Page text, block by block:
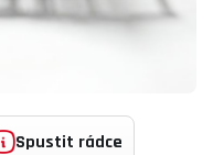
Spustit rádce